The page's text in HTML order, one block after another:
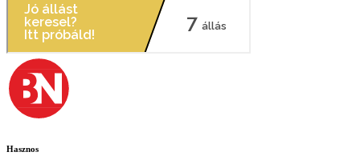
Hasznos